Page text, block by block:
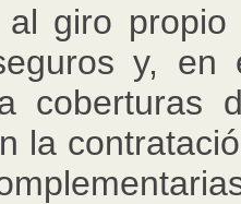
al giro
y, en
coberturas
la